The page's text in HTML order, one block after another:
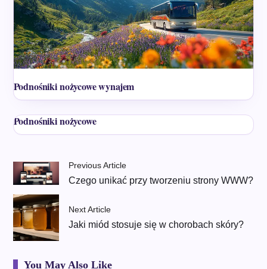
Podnośniki nożycowe wynajem
Podnośniki nożycowe
Previous Article
Czego unikać przy tworzeniu strony WWW?
Next Article
Jaki miód stosuje się w chorobach skóry?
You May Also Like